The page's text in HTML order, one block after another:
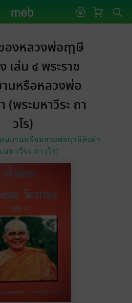
องหลวงพ่อฤาษี
เล่ม ๔ พระราช
นหรือหลวงพ่อ
(พระมหาวีระ ถา
วโร)
มยานหรือหลวงพ่อฤาษีลิงดำ
มหาวีระ ถาวโร)